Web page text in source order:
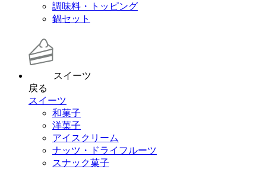
調味料・トッピング
鍋セット
スイーツ
戻る
スイーツ
和菓子
洋菓子
アイスクリーム
ナッツ・ドライフルーツ
スナック菓子